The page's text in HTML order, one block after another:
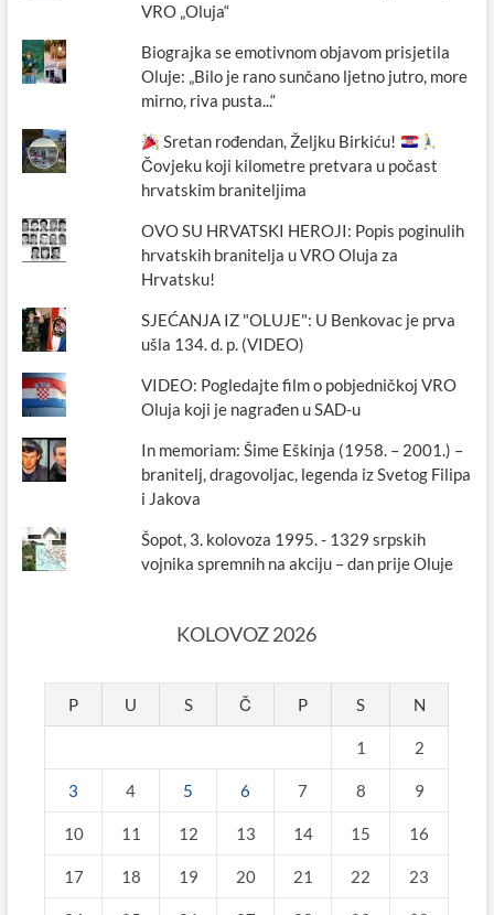
VRO „Oluja“
Biograjka se emotivnom objavom prisjetila
Oluje: „Bilo je rano sunčano ljetno jutro, more
mirno, riva pusta...“
Sretan rođendan, Željku Birkiću!
Čovjeku koji kilometre pretvara u počast
hrvatskim braniteljima
OVO SU HRVATSKI HEROJI: Popis poginulih
hrvatskih branitelja u VRO Oluja za
Hrvatsku!
SJEĆANJA IZ "OLUJE": U Benkovac je prva
ušla 134. d. p. (VIDEO)
VIDEO: Pogledajte film o pobjedničkoj VRO
Oluja koji je nagrađen u SAD-u
In memoriam: Šime Eškinja (1958. – 2001.) –
branitelj, dragovoljac, legenda iz Svetog Filipa
i Jakova
Šopot, 3. kolovoza 1995. - 1329 srpskih
vojnika spremnih na akciju – dan prije Oluje
KOLOVOZ 2026
P U S Č P S N
1 2
3 4 5 6 7 8 9
10 11 12 13 14 15 16
17 18 19 20 21 22 23